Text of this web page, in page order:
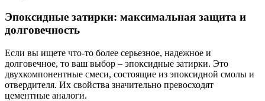
Эпоксидные затирки: максимальная защита и
долговечность
Если вы ищете что-то более серьезное, надежное и
долговечное, то ваш выбор – эпоксидные затирки. Это
двухкомпонентные смеси, состоящие из эпоксидной смолы и
отвердителя. Их свойства значительно превосходят
цементные аналоги.